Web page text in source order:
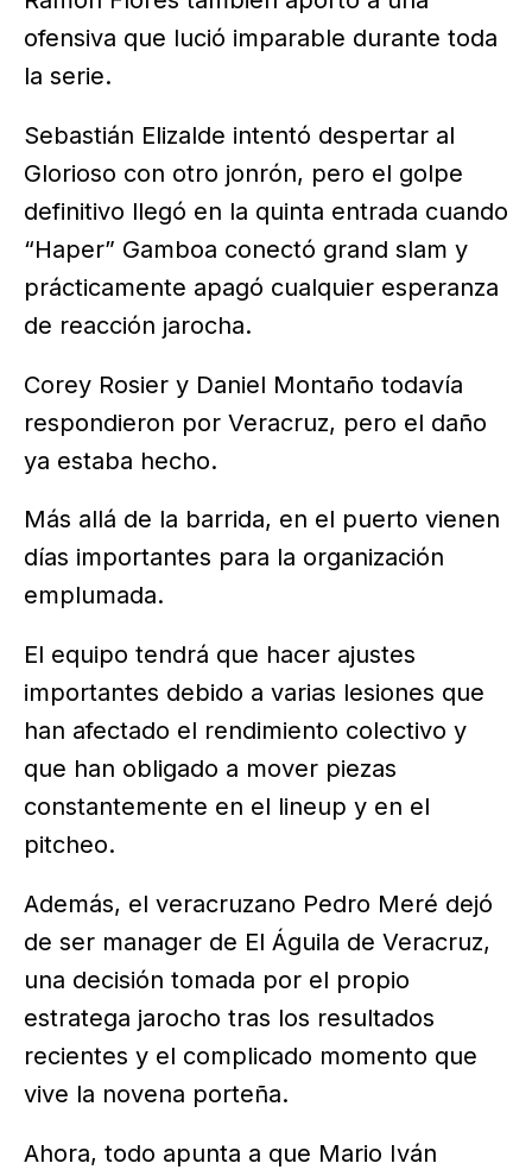
ofensiva que lució imparable durante toda
la serie.
Sebastián Elizalde intentó despertar al
Glorioso con otro jonrón, pero el golpe
definitivo llegó en la quinta entrada cuando
“Haper” Gamboa conectó grand slam y
prácticamente apagó cualquier esperanza
de reacción jarocha.
Corey Rosier y Daniel Montaño todavía
respondieron por Veracruz, pero el daño
ya estaba hecho.
Más allá de la barrida, en el puerto vienen
días importantes para la organización
emplumada.
El equipo tendrá que hacer ajustes
importantes debido a varias lesiones que
han afectado el rendimiento colectivo y
que han obligado a mover piezas
constantemente en el lineup y en el
pitcheo.
Además, el veracruzano Pedro Meré dejó
de ser manager de El Águila de Veracruz,
una decisión tomada por el propio
estratega jarocho tras los resultados
recientes y el complicado momento que
vive la novena porteña.
Ahora, todo apunta a que Mario Iván